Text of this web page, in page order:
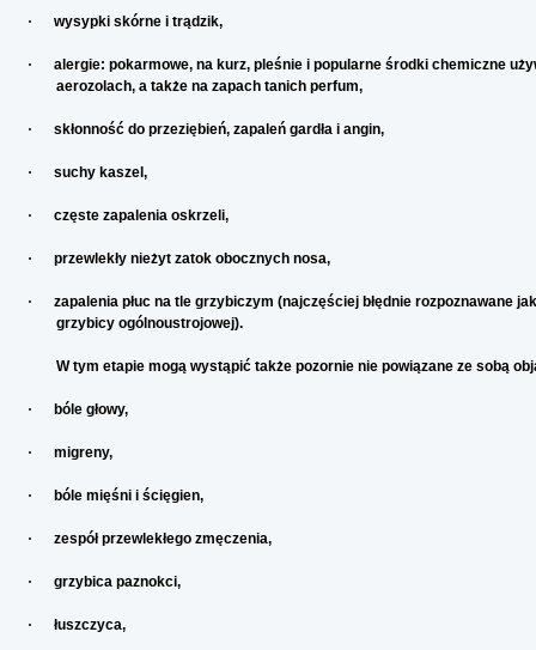
· wysypki skórne i trądzik,
·
alergie: pokarmowe, na kurz, pleśnie i popularne środki chemiczne
aerozolach, a także na zapach tanich perfum,
· skłonność do przeziębień, zapaleń gardła i angin,
· suchy kaszel,
· częste zapalenia oskrzeli,
· przewlekły nieżyt zatok obocznych nosa,
·
zapalenia płuc na tle grzybiczym (najczęściej błędnie
grzybicy ogólnoustrojowej).
W tym etapie mogą wystąpić także pozornie nie powiązane ze sobą
· bóle głowy,
· migreny,
· bóle mięśni i ścięgien,
· zespół przewlekłego zmęczenia,
· grzybica paznokci,
· łuszczyca,